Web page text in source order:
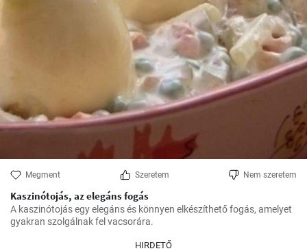
Megment Szeretem Nem szeretem
Kaszinótojás, az elegáns fogás
A kaszinótojás egy elegáns és könnyen elkészíthető fogás, amelyet
gyakran szolgálnak fel vacsorára.
HIRDETŐ